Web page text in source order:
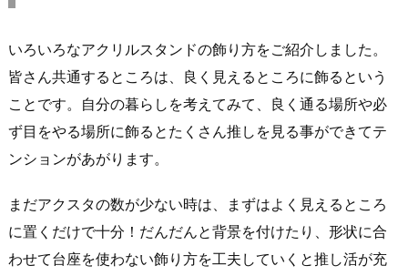
いろいろなアクリルスタンドの飾り方をご紹介しました。
皆さん共通するところは、良く見えるところに飾るという
ことです。自分の暮らしを考えてみて、良く通る場所や必
ず目をやる場所に飾るとたくさん推しを見る事ができてテ
ンションがあがります。
まだアクスタの数が少ない時は、まずはよく見えるところ
に置くだけで十分！だんだんと背景を付けたり、形状に合
わせて台座を使わない飾り方を工夫していくと推し活が充